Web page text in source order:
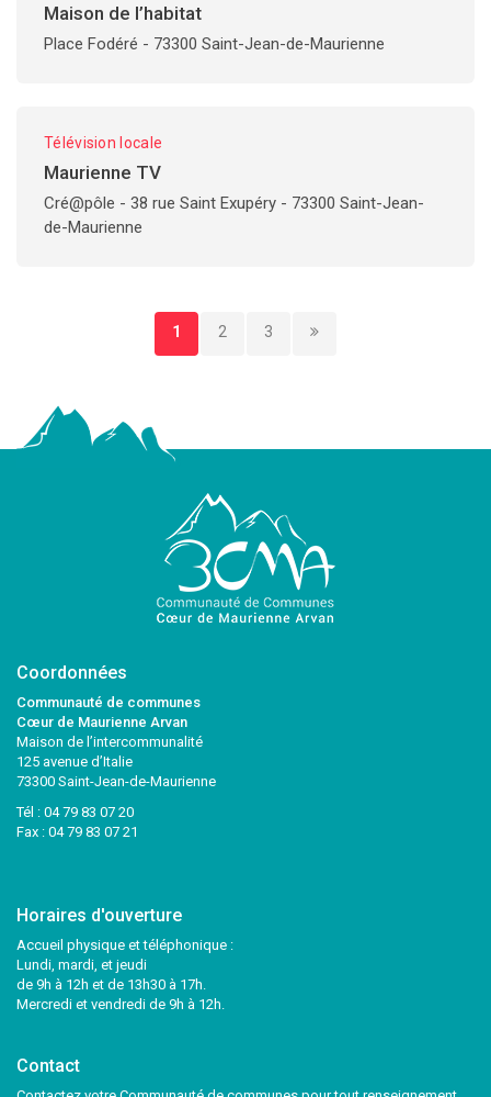
Maison de l’habitat
Place Fodéré - 73300 Saint-Jean-de-Maurienne
Télévision locale
Maurienne TV
Cré@pôle - 38 rue Saint Exupéry - 73300 Saint-Jean-
de-Maurienne
1 2 3
Coordonnées
Communauté de communes
Cœur de Maurienne Arvan
Maison de l’intercommunalité
125 avenue d’Italie
73300 Saint-Jean-de-Maurienne
Tél : 04 79 83 07 20
Fax : 04 79 83 07 21
Horaires d'ouverture
Accueil physique et téléphonique :
Lundi, mardi, et jeudi
de 9h à 12h et de 13h30 à 17h.
Mercredi et vendredi de 9h à 12h.
Contact